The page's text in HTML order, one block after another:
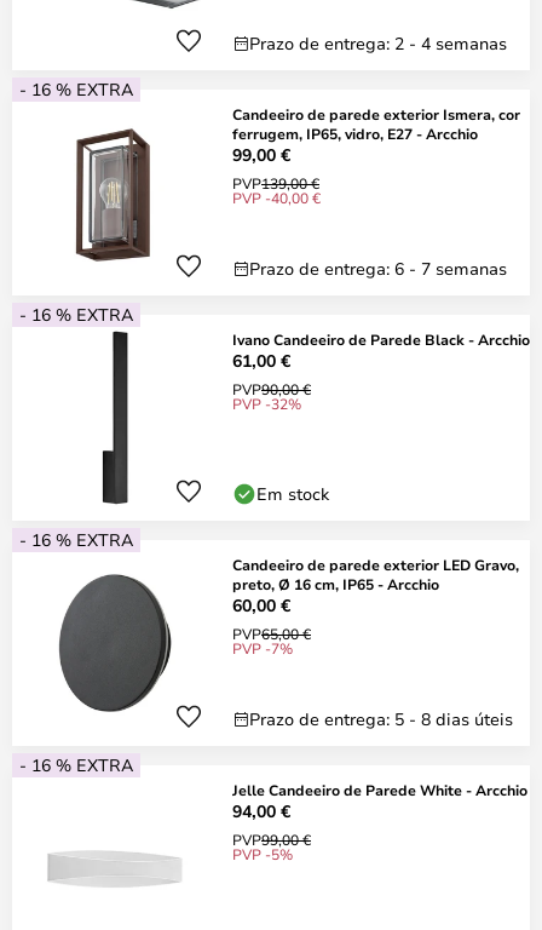
Prazo de entrega: 2 - 4 semanas
- 16 % EXTRA
Candeeiro de parede exterior Ismera, cor
ferrugem, IP65, vidro, E27 - Arcchio
99,00 €
PVP139,00 €
PVP -40,00 €
Prazo de entrega: 6 - 7 semanas
- 16 % EXTRA
Ivano Candeeiro de Parede Black - Arcchio
61,00 €
PVP90,00 €
PVP -32%
Em stock
- 16 % EXTRA
Candeeiro de parede exterior LED Gravo,
preto, Ø 16 cm, IP65 - Arcchio
60,00 €
PVP65,00 €
PVP -7%
Prazo de entrega: 5 - 8 dias úteis
- 16 % EXTRA
Jelle Candeeiro de Parede White - Arcchio
94,00 €
PVP99,00 €
PVP -5%